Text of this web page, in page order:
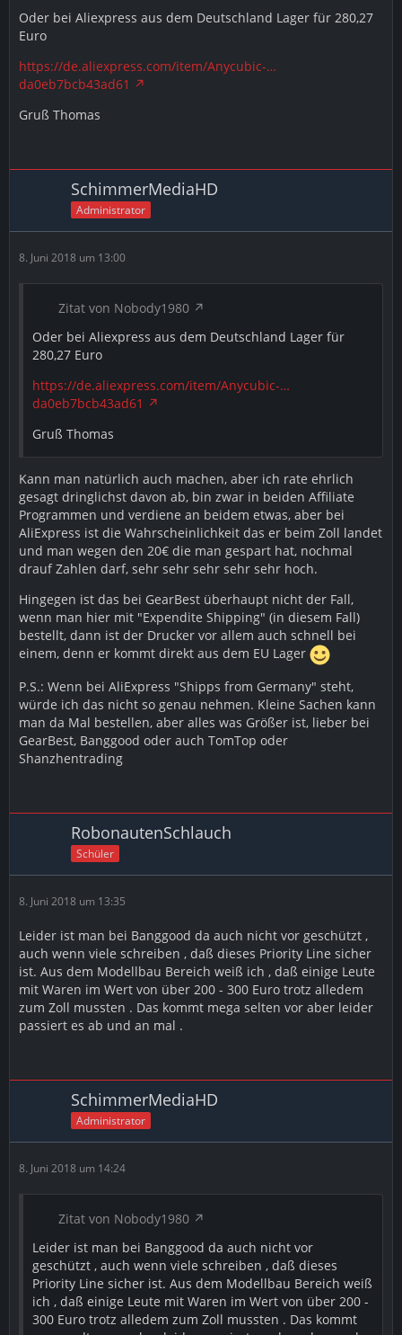
Oder bei Aliexpress aus dem Deutschland Lager für 280,27
Euro
https://de.aliexpress.com/item/Anycubic-…
da0eb7bcb43ad61
Gruß Thomas
SchimmerMediaHD
Administrator
8. Juni 2018 um 13:00
Zitat von Nobody1980
Oder bei Aliexpress aus dem Deutschland Lager für
280,27 Euro
https://de.aliexpress.com/item/Anycubic-…
da0eb7bcb43ad61
Gruß Thomas
Kann man natürlich auch machen, aber ich rate ehrlich
gesagt dringlichst davon ab, bin zwar in beiden Affiliate
Programmen und verdiene an beidem etwas, aber bei
AliExpress ist die Wahrscheinlichkeit das er beim Zoll landet
und man wegen den 20€ die man gespart hat, nochmal
drauf Zahlen darf, sehr sehr sehr sehr sehr hoch.
Hingegen ist das bei GearBest überhaupt nicht der Fall,
wenn man hier mit "Expendite Shipping" (in diesem Fall)
bestellt, dann ist der Drucker vor allem auch schnell bei
einem, denn er kommt direkt aus dem EU Lager
P.S.: Wenn bei AliExpress "Shipps from Germany" steht,
würde ich das nicht so genau nehmen. Kleine Sachen kann
man da Mal bestellen, aber alles was Größer ist, lieber bei
GearBest, Banggood oder auch TomTop oder
Shanzhentrading
RobonautenSchlauch
Schüler
8. Juni 2018 um 13:35
Leider ist man bei Banggood da auch nicht vor geschützt ,
auch wenn viele schreiben , daß dieses Priority Line sicher
ist. Aus dem Modellbau Bereich weiß ich , daß einige Leute
mit Waren im Wert von über 200 - 300 Euro trotz alledem
zum Zoll mussten . Das kommt mega selten vor aber leider
passiert es ab und an mal .
SchimmerMediaHD
Administrator
8. Juni 2018 um 14:24
Zitat von Nobody1980
Leider ist man bei Banggood da auch nicht vor
geschützt , auch wenn viele schreiben , daß dieses
Priority Line sicher ist. Aus dem Modellbau Bereich weiß
ich , daß einige Leute mit Waren im Wert von über 200 -
300 Euro trotz alledem zum Zoll mussten . Das kommt